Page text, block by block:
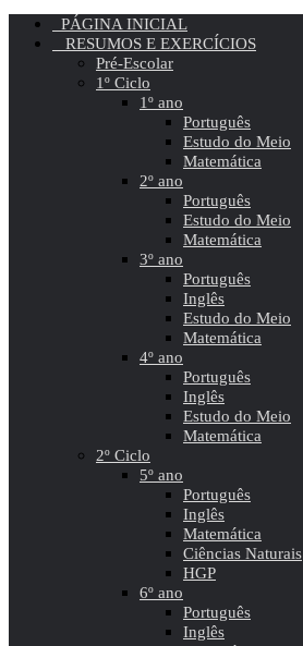
PÁGINA INICIAL
RESUMOS E EXERCÍCIOS
Pré-Escolar
1º Ciclo
1º ano
Português
Estudo do Meio
Matemática
2º ano
Português
Estudo do Meio
Matemática
3º ano
Português
Inglês
Estudo do Meio
Matemática
4º ano
Português
Inglês
Estudo do Meio
Matemática
2º Ciclo
5º ano
Português
Inglês
Matemática
Ciências Naturais
HGP
6º ano
Português
Inglês